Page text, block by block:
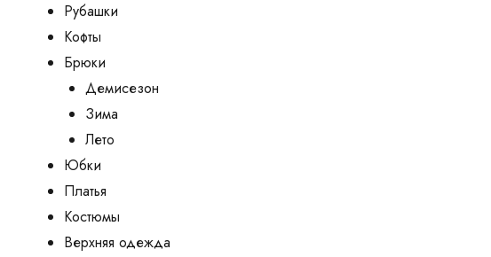
Рубашки
Кофты
Брюки
Демисезон
Зима
Лето
Юбки
Платья
Костюмы
Верхняя одежда